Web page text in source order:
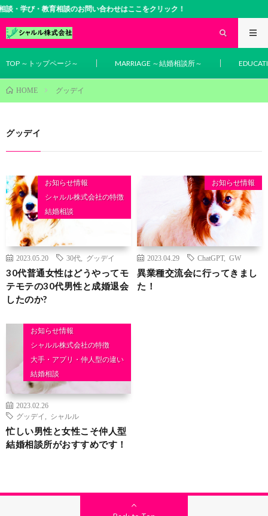
・学び・教育相談のお問い合わせはここをクリック！
TOP ～トップページ～ MARRIAGE ～結婚相談所～
HOME グッデイ
グッデイ
お知らせ情報
シャルル株式会社の特徴
結婚相談
2023.05.20 30代 グッデイ
30代普通女性はどうやってモ
テモテの30代男性と成婚退会
したのか?
お知らせ情報
2023.04.29 ChatGPT, GW
異業種交流会に行ってきまし
た！
お知らせ情報
シャルル株式会社の特徴
大手・アプリ・仲人型の違い
結婚相談
2023.02.26
グッデイ
シャルル
忙しい男性と女性こそ仲人型
結婚相談所がおすすめです！